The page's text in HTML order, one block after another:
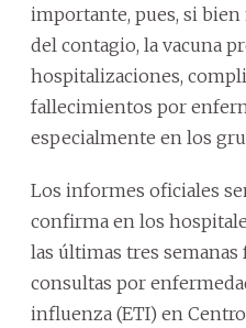
importante, pues, si
del contagio, la vacuna
hospitalizaciones,
fallecimientos por
especialmente en los
Los informes oficiales
confirma en los
las últimas tres
consultas por
influenza (ETI) en